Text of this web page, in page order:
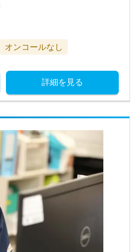
オンコールなし
詳細を見る